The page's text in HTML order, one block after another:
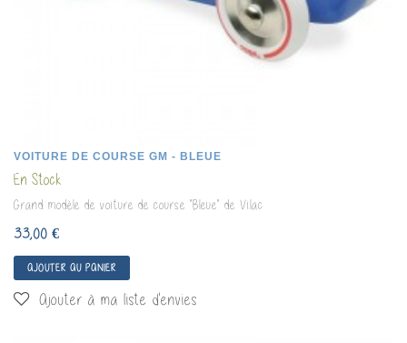
VOITURE DE COURSE GM - BLEUE
En Stock
Grand modèle de voiture de course "Bleue" de Vilac
33,00 €
AJOUTER AU PANIER
Ajouter à ma liste d'envies